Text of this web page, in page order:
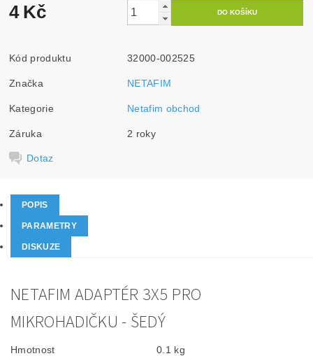
4 Kč
Kód produktu 32000-002525
Značka NETAFIM
Kategorie Netafim obchod
Záruka 2 roky
Dotaz
POPIS
PARAMETRY
DISKUZE
NETAFIM ADAPTÉR 3X5 PRO
MIKROHADIČKU - ŠEDÝ
Hmotnost 0.1 kg